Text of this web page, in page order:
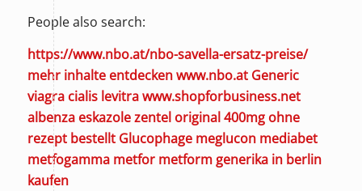
People also search:
https://www.nbo.at/nbo-savella-ersatz-preise/
mehr inhalte entdecken www.nbo.at Generic
viagra cialis levitra www.shopforbusiness.net
albenza eskazole zentel original 400mg ohne
rezept bestellt Glucophage meglucon mediabet
metfogamma metfor metform generika in berlin
kaufen